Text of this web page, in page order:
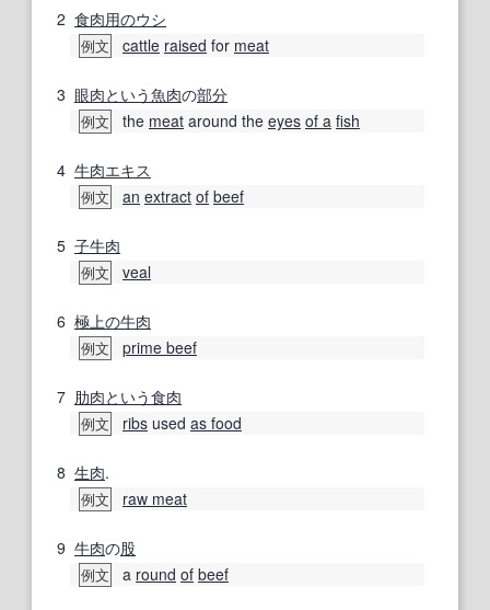
2 食肉用のウシ
例文 cattle raised for meat
3 眼肉という魚肉の部分
例文 the meat around the eyes of a fish
4 牛肉エキス
例文 an extract of beef
5 子牛肉
例文 veal
6 極上の牛肉
例文 prime beef
7 肋肉という食肉
例文 ribs used as food
8 生肉.
例文 raw meat
9 牛肉の股
例文 a round of beef